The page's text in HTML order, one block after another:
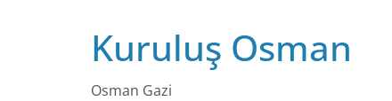
Kuruluş Osman
Osman Gazi